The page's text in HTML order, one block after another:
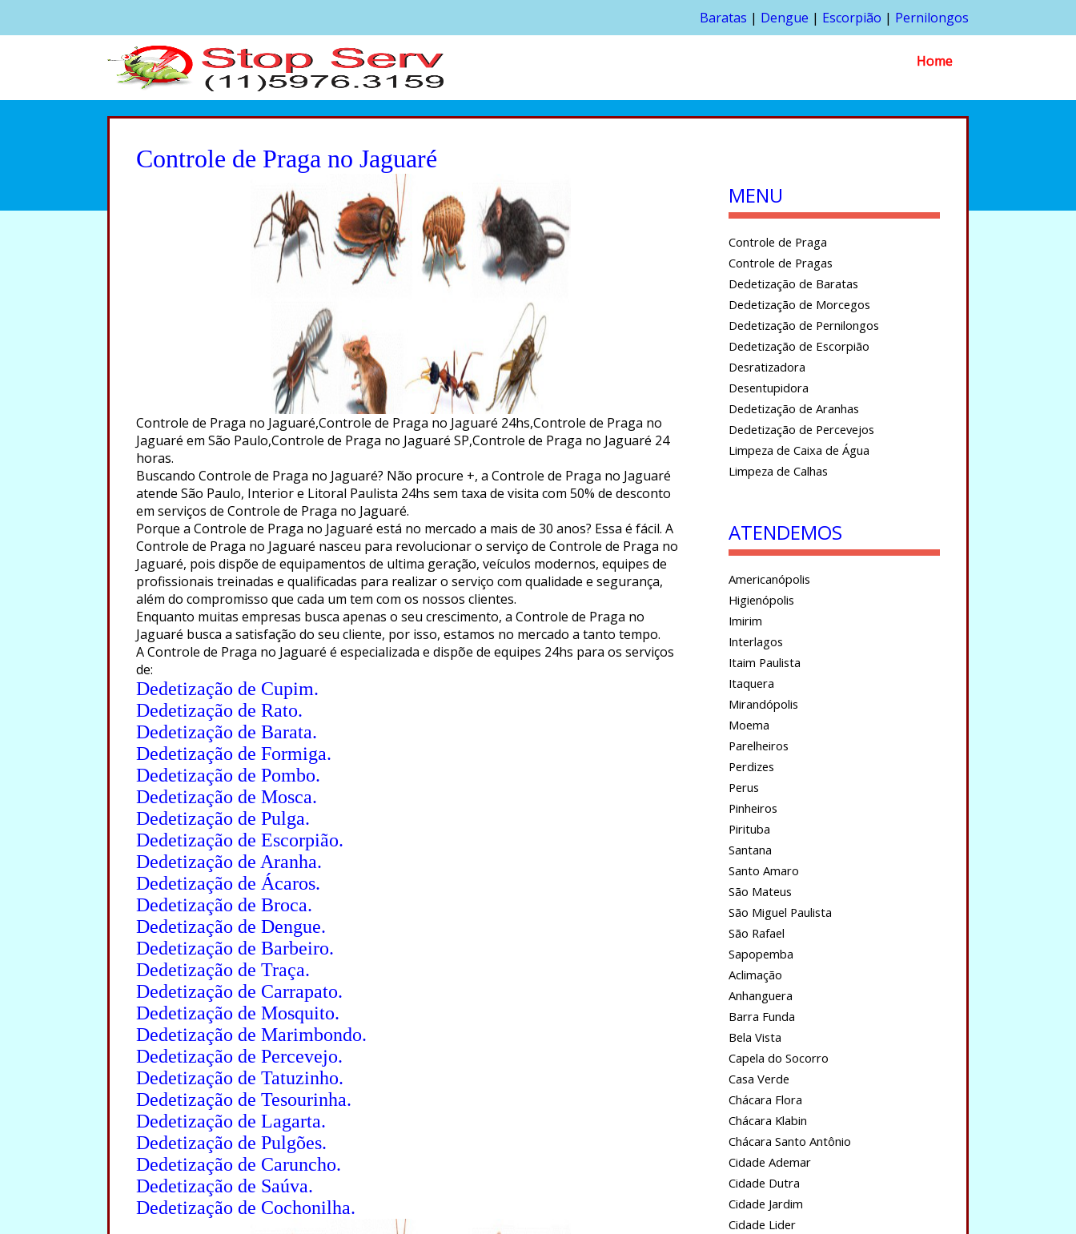
Baratas | Dengue | Escorpião | Pernilongos
Home
Controle de Praga no Jaguaré
Controle de Praga no Jaguaré,Controle de Praga no Jaguaré 24hs,Controle de Praga no
Jaguaré em São Paulo,Controle de Praga no Jaguaré SP,Controle de Praga no Jaguaré 24
horas.
Buscando Controle de Praga no Jaguaré? Não procure +, a Controle de Praga no Jaguaré
atende São Paulo, Interior e Litoral Paulista 24hs sem taxa de visita com 50% de desconto
em serviços de Controle de Praga no Jaguaré.
Porque a Controle de Praga no Jaguaré está no mercado a mais de 30 anos? Essa é fácil. A
Controle de Praga no Jaguaré nasceu para revolucionar o serviço de Controle de Praga no
Jaguaré, pois dispõe de equipamentos de ultima geração, veículos modernos, equipes de
profissionais treinadas e qualificadas para realizar o serviço com qualidade e segurança,
além do compromisso que cada um tem com os nossos clientes.
Enquanto muitas empresas busca apenas o seu crescimento, a Controle de Praga no
Jaguaré busca a satisfação do seu cliente, por isso, estamos no mercado a tanto tempo.
A Controle de Praga no Jaguaré é especializada e dispõe de equipes 24hs para os serviços
de:
Dedetização de Cupim.
Dedetização de Rato.
Dedetização de Barata.
Dedetização de Formiga.
Dedetização de Pombo.
Dedetização de Mosca.
Dedetização de Pulga.
Dedetização de Escorpião.
Dedetização de Aranha.
Dedetização de Ácaros.
Dedetização de Broca.
Dedetização de Dengue.
Dedetização de Barbeiro.
Dedetização de Traça.
Dedetização de Carrapato.
Dedetização de Mosquito.
Dedetização de Marimbondo.
Dedetização de Percevejo.
Dedetização de Tatuzinho.
Dedetização de Tesourinha.
Dedetização de Lagarta.
Dedetização de Pulgões.
Dedetização de Caruncho.
Dedetização de Saúva.
Dedetização de Cochonilha.
MENU
Controle de Praga
Controle de Pragas
Dedetização de Baratas
Dedetização de Morcegos
Dedetização de Pernilongos
Dedetização de Escorpião
Desratizadora
Desentupidora
Dedetização de Aranhas
Dedetização de Percevejos
Limpeza de Caixa de Água
Limpeza de Calhas
ATENDEMOS
Americanópolis
Higienópolis
Imirim
Interlagos
Itaim Paulista
Itaquera
Mirandópolis
Moema
Parelheiros
Perdizes
Perus
Pinheiros
Pirituba
Santana
Santo Amaro
São Mateus
São Miguel Paulista
São Rafael
Sapopemba
Aclimação
Anhanguera
Barra Funda
Bela Vista
Capela do Socorro
Casa Verde
Chácara Flora
Chácara Klabin
Chácara Santo Antônio
Cidade Ademar
Cidade Dutra
Cidade Jardim
Cidade Lider